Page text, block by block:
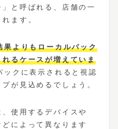
」と呼ばれる、店舗の一
ます。
果よりもローカルパック
るケースが増えていま
ックに表示されると視認
が見込めるでしょう。
使用するデバイスや
によって異なります